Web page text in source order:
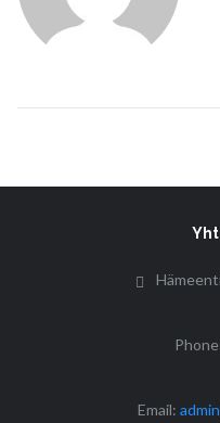
Email: